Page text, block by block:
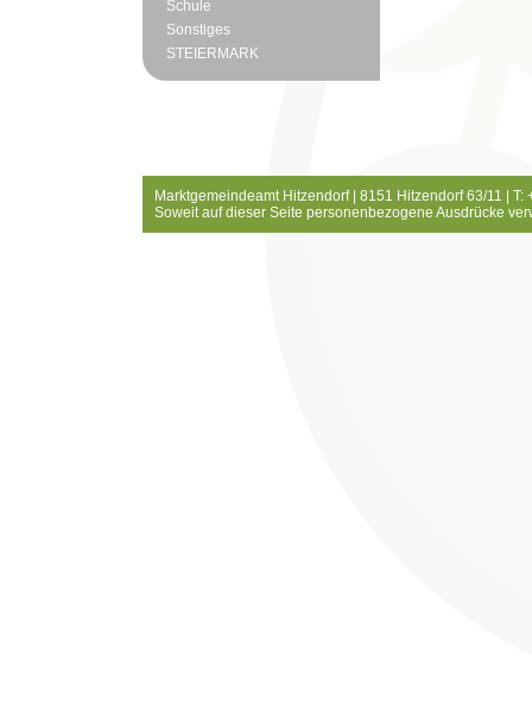
Schule
Sonstiges
STEIERMARK
Marktgemeindeamt Hitzendorf | 8151 Hitzendorf 63/11 |
Soweit auf dieser Seite personenbezogene Ausdrücke